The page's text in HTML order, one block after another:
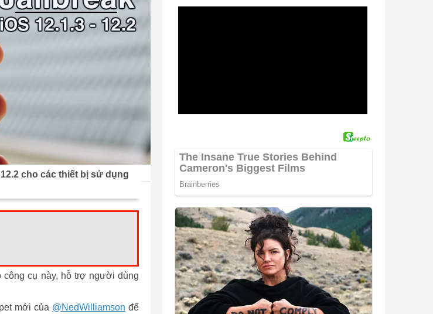
cho các thiết bị sử dụng
công cụ này, hỗ trợ người dùng
mới của @NedWilliamson để